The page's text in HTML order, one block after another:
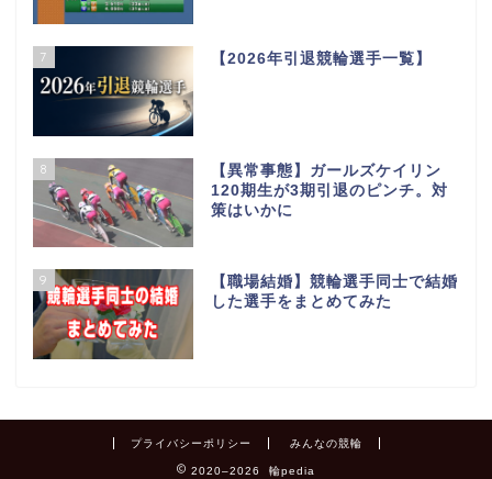
7 【2026年引退競輪選手一覧】
8
【異常事態】ガールズケイリン
120期生が3期引退のピンチ。対
策はいかに
9
【職場結婚】競輪選手同士で結婚
した選手をまとめてみた
プライバシーポリシー みんなの競輪
2020–2026 輪pedia